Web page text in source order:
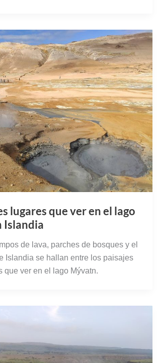
lugares que ver en el lago
Islandia
de lava, parches de bosques y el
Islandia se hallan entre los paisajes
que ver en el lago Mývatn.